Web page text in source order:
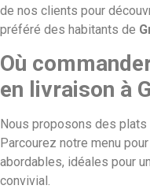
de nos clients pour
préféré des habitants de
Où
en livraison à
Nous proposons des
Parcourez notre menu
abordables, idéales pour
convivial.